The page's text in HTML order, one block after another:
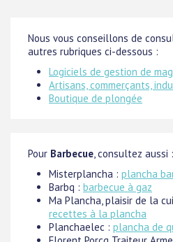
Nous vous conseillons de
autres rubriques ci-dessous :
Logiciels de gestion de
Artisans, commerçants,
Boutique de plongée
Pour Barbecue , consultez aussi :
Misterplancha : plancha
Barbq : barbecue à gaz
Ma Plancha, plaisir de la
recettes à la plancha
Planchaelec : plancha de